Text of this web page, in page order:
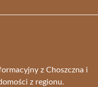
z Choszczna i
z regionu.